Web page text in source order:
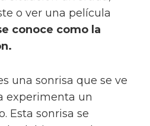
o ver una película
conoce como la
una sonrisa que se ve
experimenta un
Esta sonrisa se